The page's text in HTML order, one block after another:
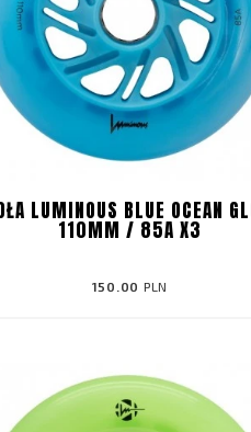
LUMINOUS BLUE OCEAN
110MM / 85A X3
150.00 PLN